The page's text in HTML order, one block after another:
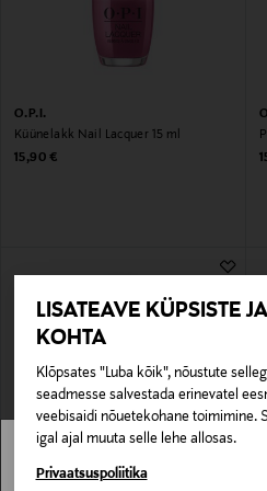
LISATEAVE KÜPSISTE
KOHTA
Klõpsates "Luba kõik", nõustute
seadmesse salvestada erinevatel
veebisaidi nõuetekohane toimimine.
igal ajal muuta selle lehe allosas.
Privaatsuspoliitika
O.P.I.
Küünelakk Nail Lacquer 15 ml
Original Price
15,90 €
O.P.I.Stockmann pole Sinu